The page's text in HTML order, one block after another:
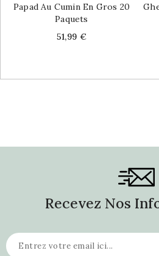
Papad Au Cumin En Gros 20
Paquets
Price
51,99 €
Recevez Nos